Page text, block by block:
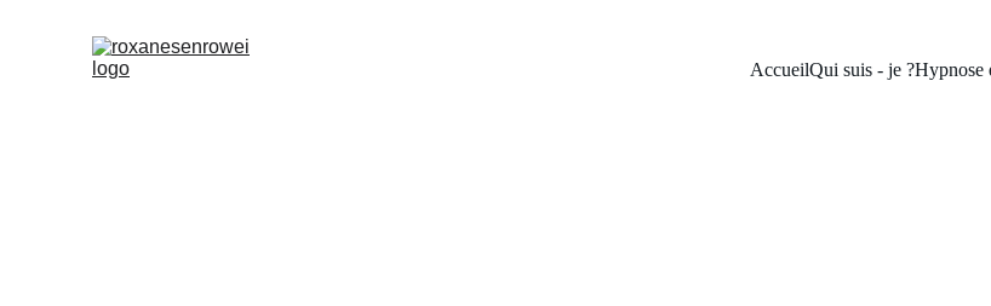
AccueilQui suis - je ?Hypnose